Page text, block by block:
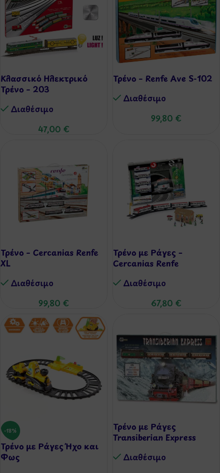
Κλασσικό Ηλεκτρικό
Τρένο – 203
Διαθέσιμo
47,00 €
Τρένο – Renfe Ave S-102
Διαθέσιμo
99,80 €
Τρένο – Cercanias Renfe
XL
Διαθέσιμo
99,80 €
Τρένο με Ράγες –
Cercanias Renfe
Διαθέσιμo
67,80 €
-18%
Τρένο με Ράγες Ήχο και
Φως
Τρένο με Ράγες
Transiberian Express
Διαθέσιμo